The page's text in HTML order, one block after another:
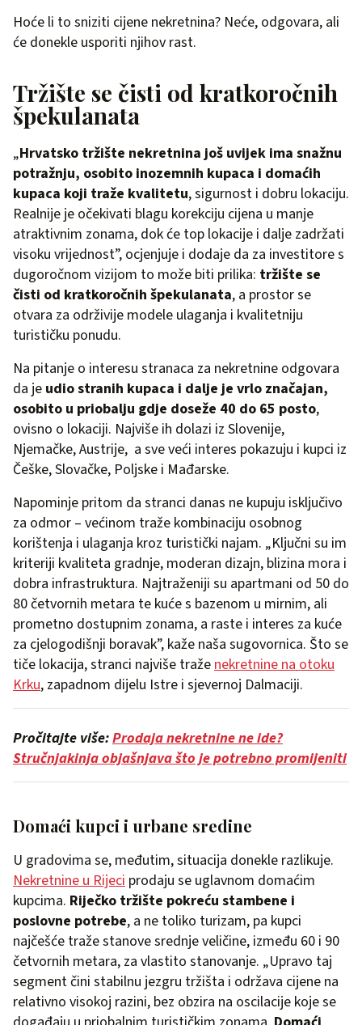
Hoće li to sniziti cijene nekretnina? Neće, odgovara, ali
će donekle usporiti njihov rast.
Tržište se čisti od kratkoročnih
špekulanata
„Hrvatsko tržište nekretnina još uvijek ima snažnu
potražnju, osobito inozemnih kupaca i domaćih
kupaca koji traže kvalitetu, sigurnost i dobru lokaciju.
Realnije je očekivati blagu korekciju cijena u manje
atraktivnim zonama, dok će top lokacije i dalje zadržati
visoku vrijednost”, ocjenjuje i dodaje da za investitore s
dugoročnom vizijom to može biti prilika: tržište se
čisti od kratkoročnih špekulanata, a prostor se
otvara za održivije modele ulaganja i kvalitetniju
turističku ponudu.
Na pitanje o interesu stranaca za nekretnine odgovara
da je udio stranih kupaca i dalje je vrlo značajan,
osobito u priobalju gdje doseže 40 do 65 posto,
ovisno o lokaciji. Najviše ih dolazi iz Slovenije,
Njemačke, Austrije, a sve veći interes pokazuju i kupci iz
Češke, Slovačke, Poljske i Mađarske.
Napominje pritom da stranci danas ne kupuju isključivo
za odmor – većinom traže kombinaciju osobnog
korištenja i ulaganja kroz turistički najam. „Ključni su im
kriteriji kvaliteta gradnje, moderan dizajn, blizina mora i
dobra infrastruktura. Najtraženiji su apartmani od 50 do
80 četvornih metara te kuće s bazenom u mirnim, ali
prometno dostupnim zonama, a raste i interes za kuće
za cjelogodišnji boravak”, kaže naša sugovornica. Što se
tiče lokacija, stranci najviše traženekretnine na otoku
Krku, zapadnom dijelu Istre i sjevernoj Dalmaciji.
Pročitajte više:Prodaja nekretnine ne ide?
Stručnjakinja objašnjava što je potrebno promijeniti
Domaći kupci i urbane sredine
U gradovima se, međutim, situacija donekle razlikuje.
Nekretnine u Rijeci prodaju se uglavnom domaćim
kupcima. Riječko tržište pokreću stambene i
poslovne potrebe, a ne toliko turizam, pa kupci
najčešće traže stanove srednje veličine, između 60 i 90
četvornih metara, za vlastito stanovanje. „Upravo taj
segment čini stabilnu jezgru tržišta i održava cijene na
relativno visokoj razini, bez obzira na oscilacije koje se